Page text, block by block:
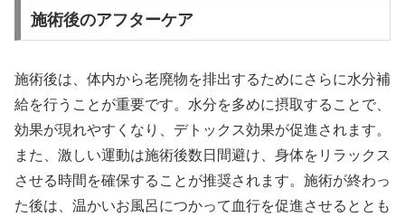
施術後のアフターケア
施術後は、体内から老廃物を排出するためにさらに水分補
給を行うことが重要です。水分を多めに摂取することで、
効果が現れやすくなり、デトックス効果が促進されます。
また、激しい運動は施術後数日間避け、身体をリラックス
させる時間を確保することが推奨されます。施術が終わっ
た後は、温かいお風呂につかって血行を促進させるととも